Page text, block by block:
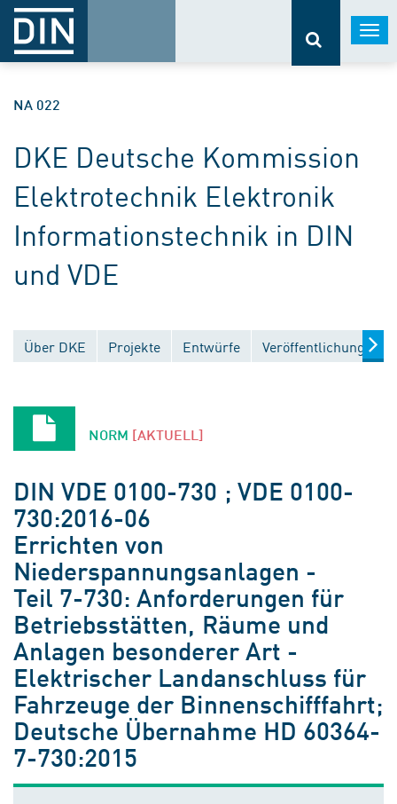
NA 022
DKE Deutsche Kommission
Elektrotechnik Elektronik
Informationstechnik in DIN
und VDE
Über DKE Projekte Entwürfe Veröffentlichungen
NORM [AKTUELL]
DIN VDE 0100-730 ; VDE 0100-
730:2016-06
Errichten von
Niederspannungsanlagen -
Teil 7-730: Anforderungen für
Betriebsstätten, Räume und
Anlagen besonderer Art -
Elektrischer Landanschluss für
Fahrzeuge der Binnenschifffahrt;
Deutsche Übernahme HD 60364-
7-730:2015